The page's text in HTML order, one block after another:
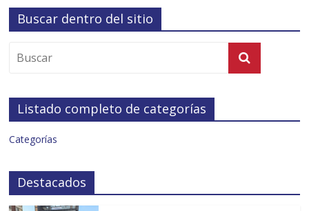
Buscar dentro del sitio
Listado completo de categorías
Categorías
Destacados